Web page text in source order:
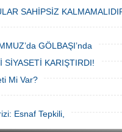
SAHİPSİZ
GÖLBAŞI’nda
SİYASETİ KARIŞTIRDI!
Mi Var?
Esnaf Tepkili,